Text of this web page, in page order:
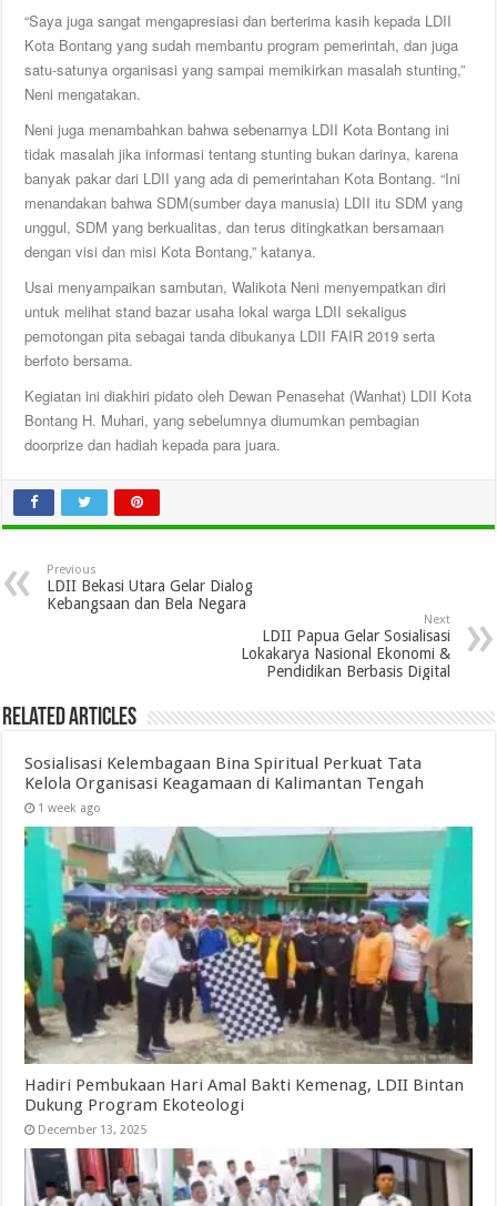
“Saya juga sangat mengapresiasi dan berterima kasih kepada LDII
Kota Bontang yang sudah membantu program pemerintah, dan juga
satu-satunya organisasi yang sampai memikirkan masalah stunting,”
Neni mengatakan.
Neni juga menambahkan bahwa sebenarnya LDII Kota Bontang ini
tidak masalah jika informasi tentang stunting bukan darinya, karena
banyak pakar dari LDII yang ada di pemerintahan Kota Bontang. “Ini
menandakan bahwa SDM(sumber daya manusia) LDII itu SDM yang
unggul, SDM yang berkualitas, dan terus ditingkatkan bersamaan
dengan visi dan misi Kota Bontang,” katanya.
Usai menyampaikan sambutan, Walikota Neni menyempatkan diri
untuk melihat stand bazar usaha lokal warga LDII sekaligus
pemotongan pita sebagai tanda dibukanya LDII FAIR 2019 serta
berfoto bersama.
Kegiatan ini diakhiri pidato oleh Dewan Penasehat (Wanhat) LDII Kota
Bontang H. Muhari, yang sebelumnya diumumkan pembagian
doorprize dan hadiah kepada para juara.
Previous
LDII Bekasi Utara Gelar Dialog
Kebangsaan dan Bela Negara
Next
LDII Papua Gelar Sosialisasi
Lokakarya Nasional Ekonomi &
Pendidikan Berbasis Digital
Related Articles
Sosialisasi Kelembagaan Bina Spiritual Perkuat Tata
Kelola Organisasi Keagamaan di Kalimantan Tengah
1 week ago
Hadiri Pembukaan Hari Amal Bakti Kemenag, LDII Bintan
Dukung Program Ekoteologi
December 13, 2025